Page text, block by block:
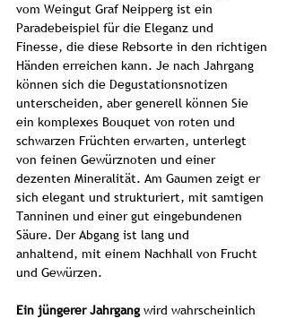
vom Weingut Graf Neipperg ist ein
Paradebeispiel für die Eleganz und
Finesse, die diese Rebsorte in den richtigen
Händen erreichen kann. Je nach Jahrgang
können sich die Degustationsnotizen
unterscheiden, aber generell können Sie
ein komplexes Bouquet von roten und
schwarzen Früchten erwarten, unterlegt
von feinen Gewürznoten und einer
dezenten Mineralität. Am Gaumen zeigt er
sich elegant und strukturiert, mit samtigen
Tanninen und einer gut eingebundenen
Säure. Der Abgang ist lang und
anhaltend, mit einem Nachhall von Frucht
und Gewürzen.
Ein jüngerer Jahrgang wird wahrscheinlich